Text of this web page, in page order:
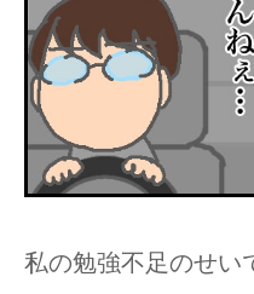
私の勉強不足のせい